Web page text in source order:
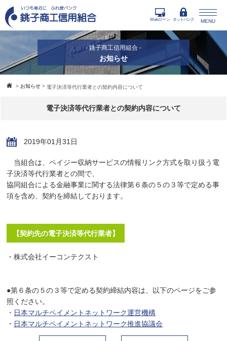
MENU
Webローン ネットバンク
- 銚子商工信用組合 -
お知らせ
> お知らせ > 電子決済等代行業者との契約内容について
電子決済等代行業者との契約内容について
2019年01月31日
当組合は、ペイジー収納サービスの情報リンク方式を取り扱う電
子決済等代行業者との間で、
協同組合による金融事業に関する法律第６条の５の３等で定める事
項を含め、契約を締結しております。
【契約先の電子決済等代行業者】
・株式会社イーコンテクスト
●第６条の５の３等で定める契約締結内容は、以下のページをご参
照ください。
・ 日本マルチペイメントネットワーク運営機構
・ 日本マルチペイメントネットワーク推進協議会